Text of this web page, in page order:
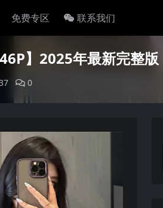
免费专区 联系我们
】2025年最新完整版
0